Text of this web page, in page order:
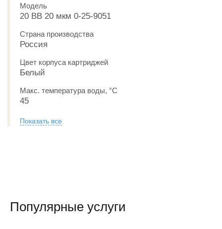
Модель
20 BB 20 мкм 0-25-9051
Страна производства
Россия
Цвет корпуса картриджей
Белый
Макс. температура воды, °С
45
Показать все
Популярные услуги